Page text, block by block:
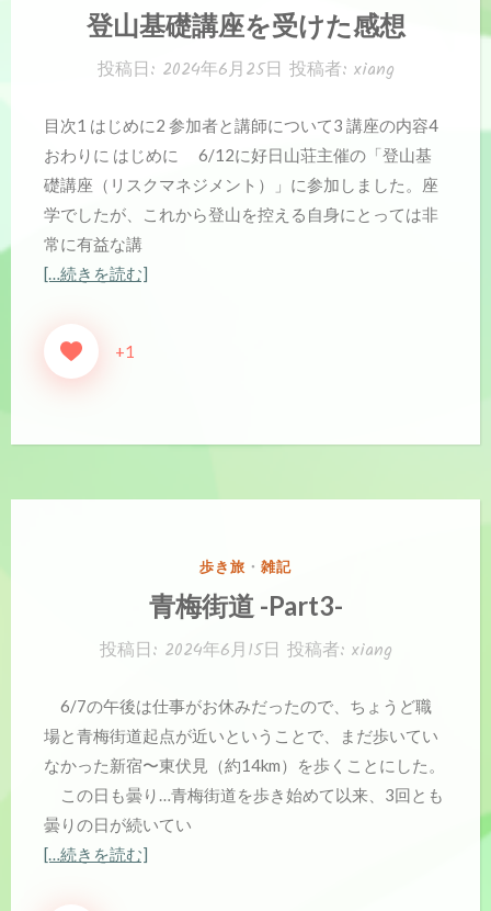
テ
ゴ
リ
登山基礎講座を受けた感想
投稿日: 2024年6月25日 投稿者: xiang
目次1 はじめに2 参加者と講師について3 講座の内容4
おわりに はじめに 6/12に好日山荘主催の「登山基
礎講座（リスクマネジメント）」に参加しました。座
学でしたが、これから登山を控える自身にとっては非
常に有益な講
[…続きを読む]
+1
カ
テ
ゴ
リ
歩き旅 ・ 雑記
青梅街道 -Part3-
投稿日: 2024年6月15日 投稿者: xiang
6/7の午後は仕事がお休みだったので、ちょうど職
場と青梅街道起点が近いということで、まだ歩いてい
なかった新宿〜東伏見（約14km）を歩くことにした。
この日も曇り…青梅街道を歩き始めて以来、3回とも
曇りの日が続いてい
[…続きを読む]